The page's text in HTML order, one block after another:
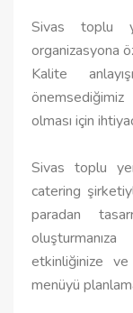
Sivas toplu
organizasyona
Kalite
önemsediğimiz
olması için
Sivas toplu
catering
paradan
etkinliğinize
menüyü